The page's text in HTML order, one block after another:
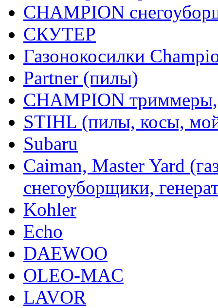
CHAMPION
СКУТЕР
Газонокосилки
Partner (пилы)
CHAMPION
STIHL (пилы, косы,
Subaru
Caiman, Master Yard
снегоуборщики,
Kohler
Echo
DAEWOO
OLEO-MAC
LAVOR